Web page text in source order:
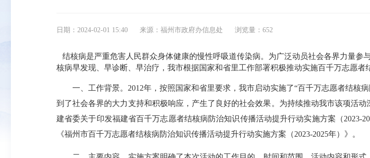
日期：2024-02-01 15:40 来源：福州市政府办信息处 浏览量：652
结核病是严重危害人民群众身体健康的慢性呼吸道传染病。为广泛动员社会各界力量
核病早发现、早诊断、早治疗，我市根据国家和省里工作部署积极推动实施百千万志愿者
一、工作背景。2012年，按照国家和省里要求，我市启动实施了“百千万志愿者结核
到了社会各界的大力支持和积极响应，产生了良好的社会效果。为持续推动我市该项活
建省委关于印发福建省百千万志愿者结核病防治知识传播活动提升行动实施方案（2023-
《福州市百千万志愿者结核病防治知识传播活动提升行动实施方案（2023-2025年）》。